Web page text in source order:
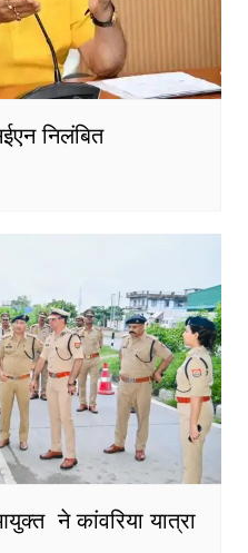
निलंबित
ने कांवरिया यात्रा